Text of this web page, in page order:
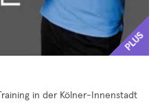
PLUS
in der Kölner-Innenstadt